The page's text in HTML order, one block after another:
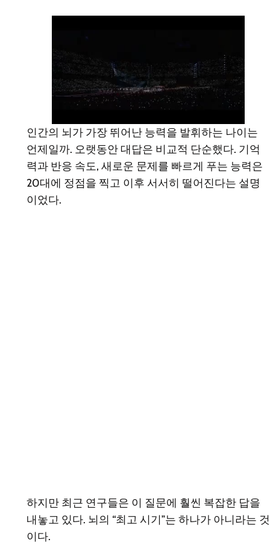
인간의 뇌가 가장 뛰어난 능력을 발휘하는 나이는
언제일까. 오랫동안 대답은 비교적 단순했다. 기억
력과 반응 속도, 새로운 문제를 빠르게 푸는 능력은
20대에 정점을 찍고 이후 서서히 떨어진다는 설명
이었다.
하지만 최근 연구들은 이 질문에 훨씬 복잡한 답을
내놓고 있다. 뇌의 “최고 시기”는 하나가 아니라는 것
이다.